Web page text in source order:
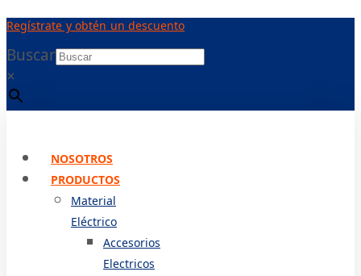
al
Regístrate y obtén un descuento
Buscar
×
NOSOTROS
PRODUCTOS
Material
Eléctrico
Accesorios
Electricos